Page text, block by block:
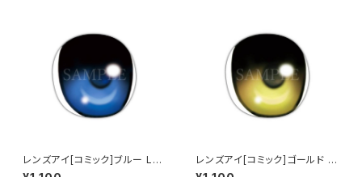
レンズアイ[コミック]ブルー Len
s eye [Comic] Blue
レンズアイ[コミック]ゴールド L
ens eye [Comic] Gold